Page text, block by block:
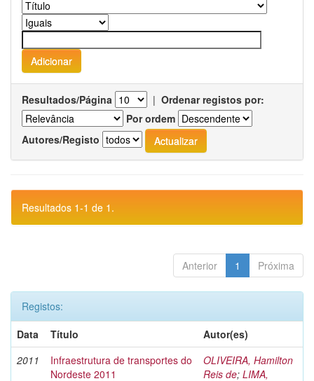
Resultados/Página | Ordenar registos por:
Por ordem
Autores/Registo
Resultados 1-1 de 1.
Anterior 1 Próxima
Registos:
Data
Título
Autor(es)
2011
Infraestrutura de transportes do
Nordeste 2011
OLIVEIRA, Hamilton
Reis de; LIMA,